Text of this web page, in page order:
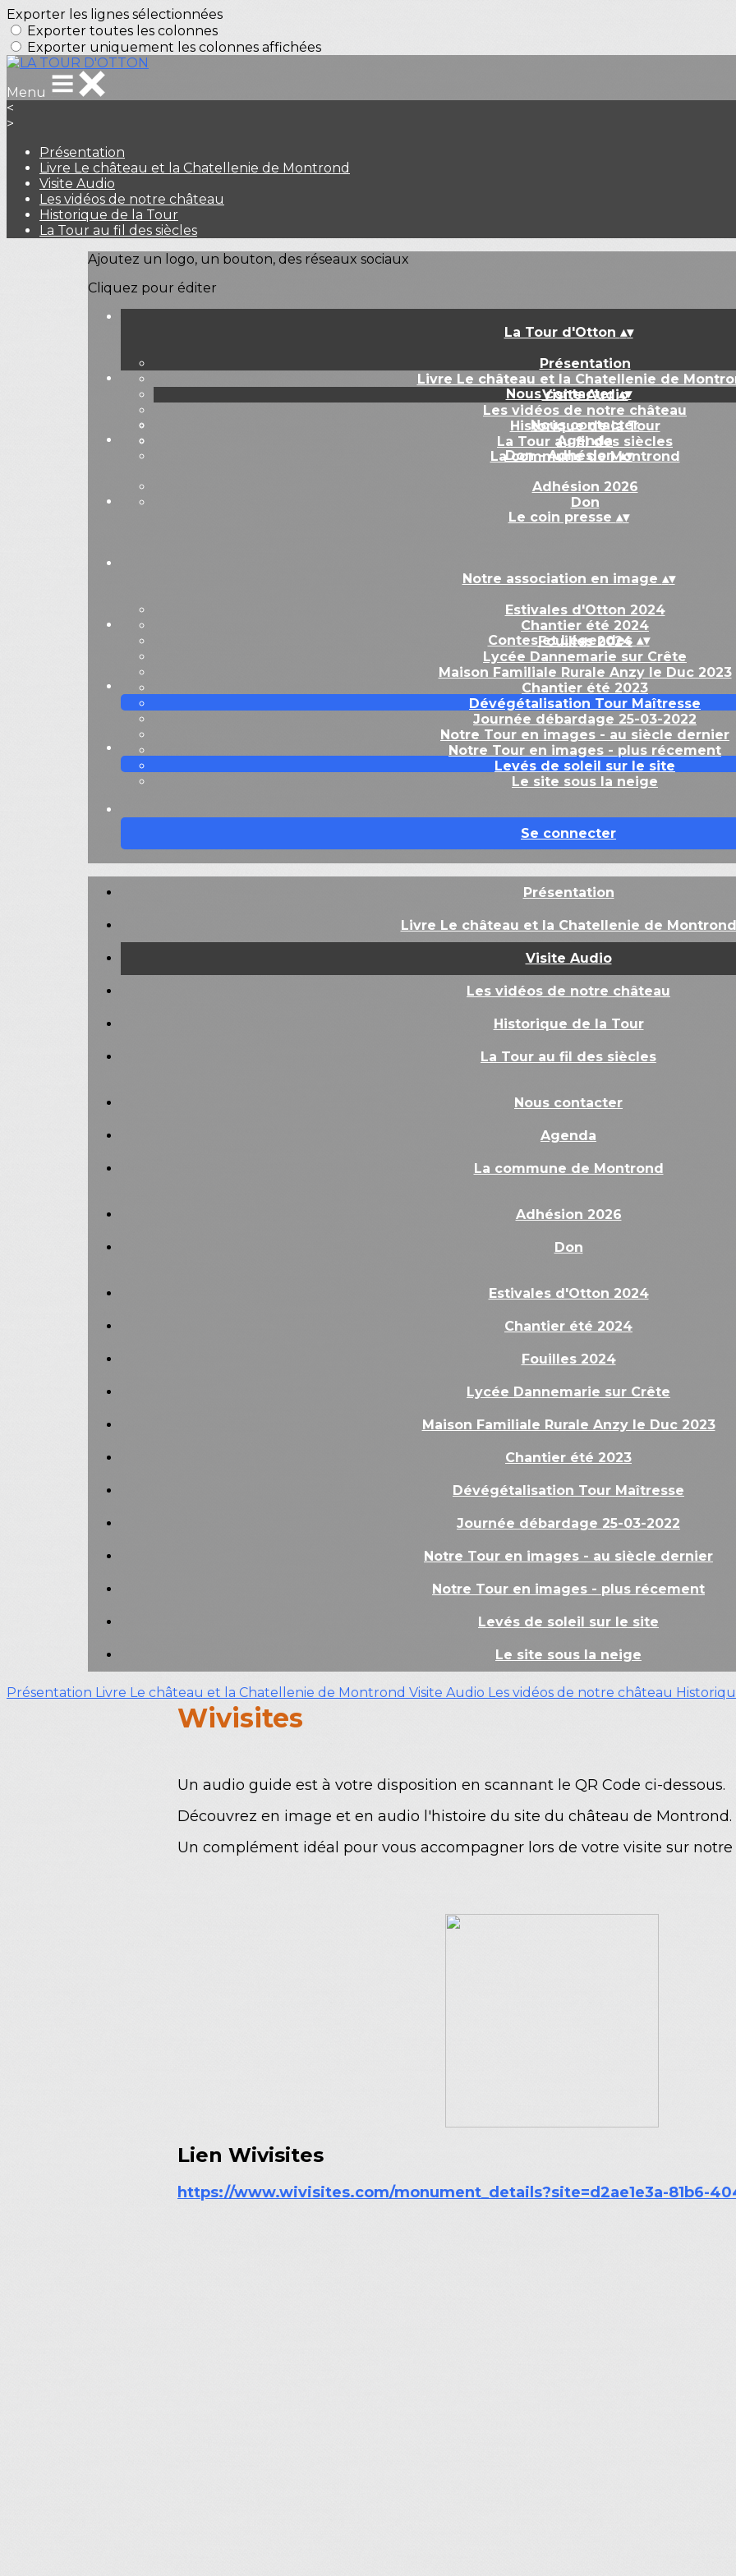
Exporter les lignes sélectionnées
Exporter toutes les colonnes
Exporter uniquement les colonnes affichées
Menu
<
>
Présentation
Livre Le château et la Chatellenie de Montrond
Visite Audio
Les vidéos de notre château
Historique de la Tour
La Tour au fil des siècles
Ajoutez un logo, un bouton, des réseaux sociaux
Cliquez pour éditer
La Tour d'Otton ▴▾
Présentation
Livre Le château et la Chatellenie de
Visite Audio
Les vidéos de notre château
Historique de la Tour
La Tour au fil des siècles
Nous contacter▴▾
Nous contacter
Agenda
La commune de Montrond
Don - Adhésion▴▾
Adhésion 2026
Don
Le coin presse ▴▾
Notre association en image ▴▾
Estivales d'Otton 2024
Chantier été 2024
Fouilles 2024
Lycée Dannemarie sur Crête
Maison Familiale Rurale Anzy le Duc 2023
Chantier été 2023
Dévégétalisation Tour Maîtresse
Journée débardage 25-03-2022
Notre Tour en images - au siècle dernier
Notre Tour en images - plus récement
Levés de soleil sur le site
Le site sous la neige
Contes et Légendes ▴▾
Se connecter
Présentation
Livre Le château et la Chatellenie de Montrond
Visite Audio
Les vidéos de notre château
Historique de la Tour
La Tour au fil des siècles
Nous contacter
Agenda
La commune de Montrond
Adhésion 2026
Don
Estivales d'Otton 2024
Chantier été 2024
Fouilles 2024
Lycée Dannemarie sur Crête
Maison Familiale Rurale Anzy le Duc 2023
Chantier été 2023
Dévégétalisation Tour Maîtresse
Journée débardage 25-03-2022
Notre Tour en images - au siècle dernier
Notre Tour en images - plus récement
Levés de soleil sur le site
Le site sous la neige
Présentation Livre Le château et la Chatellenie de Montrond Visite Audio Les vidéos de notre château
Wivisites
Un audio guide est à votre disposition en scannant le QR Code ci-dessous.
Découvrez en image et en audio l'histoire du site du château de Montrond.
Un complément idéal pour vous accompagner lors de votre visite sur
Lien Wivisites
https://www.wivisites.com/monument_details?site=d2ae1e3a-81b6-